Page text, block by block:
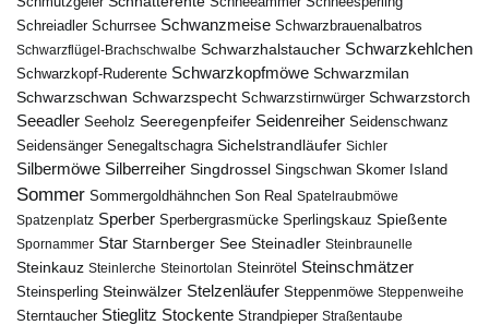
Schreiadler Schurrsee Schwanzmeise Schwarzbrauenalbatros
Schwarzflügel-Brachschwalbe Schwarzhalstaucher Schwarzkehlchen
Schwarzkopf-Ruderente Schwarzkopfmöwe Schwarzmilan
Schwarzschwan Schwarzspecht Schwarzstirnwürger Schwarzstorch
Seeadler Seeholz Seeregenpfeifer Seidenreiher Seidenschwanz
Seidensänger Senegaltschagra Sichelstrandläufer Sichler
Silbermöwe Silberreiher Singdrossel Singschwan Skomer Island
Sommer Sommergoldhähnchen Son Real Spatelraubmöwe
Spatzenplatz Sperber Sperbergrasmücke Sperlingskauz Spießente
Spornammer Star Starnberger See Steinadler Steinbraunelle
Steinkauz Steinlerche Steinortolan Steinrötel Steinschmätzer
Steinsperling Steinwälzer Stelzenläufer Steppenmöwe Steppenweihe
Sterntaucher Stieglitz Stockente Strandpieper Straßentaube